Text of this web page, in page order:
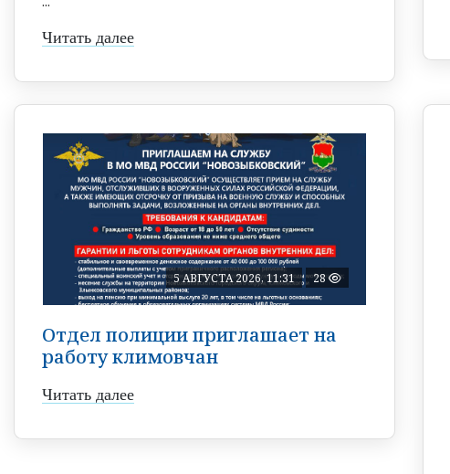
Читать далее
5 АВГУСТА 2026, 11:31 28
Отдел полиции приглашает на
работу климовчан
Читать далее